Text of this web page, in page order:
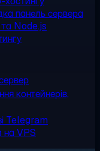
панель сервера
Node.js
контейнерів,
Telegram
VPS